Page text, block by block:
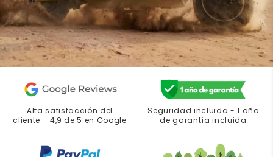
Alta satisfacción del
cliente – 4,9 de 5 en Google
Seguridad incluida - 1 año
de garantía incluida